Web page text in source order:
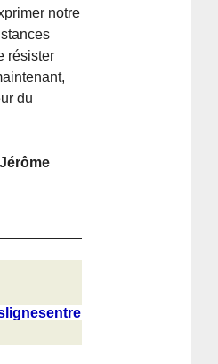
notre
résister
du